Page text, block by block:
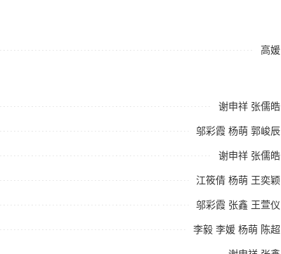
高媛
谢申祥 张儒皓
邬彩霞杨萌郭峻辰
谢申祥 张儒皓
江筱倩杨萌 王奕颖
邬彩霞 张鑫 王萱仪
李毅李媛杨萌 陈超